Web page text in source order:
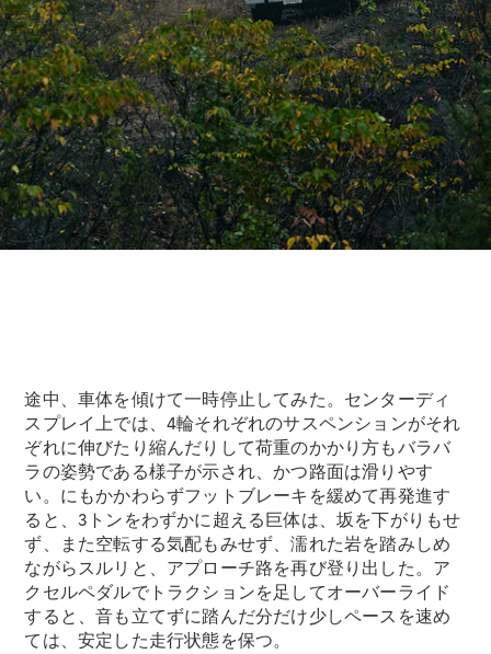
途中、車体を傾けて一時停止してみた。センターディ
スプレイ上では、4輪それぞれのサスペンションがそれ
ぞれに伸びたり縮んだりして荷重のかかり方もバラバ
ラの姿勢である様子が示され、かつ路面は滑りやす
い。にもかかわらずフットブレーキを緩めて再発進す
ると、3トンをわずかに超える巨体は、坂を下がりもせ
ず、また空転する気配もみせず、濡れた岩を踏みしめ
ながらスルリと、アプローチ路を再び登り出した。ア
クセルペダルでトラクションを足してオーバーライド
すると、音も立てずに踏んだ分だけ少しペースを速め
ては、安定した走行状態を保つ。